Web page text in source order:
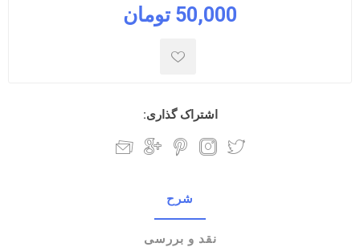
50,000 تومان
اشتراک گذاری:
شرح
نقد و بررسی